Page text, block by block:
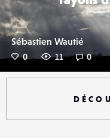
Sébastien Wautié
0 11 0